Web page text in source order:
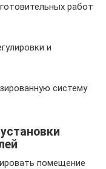
работ
и
систему
помещение